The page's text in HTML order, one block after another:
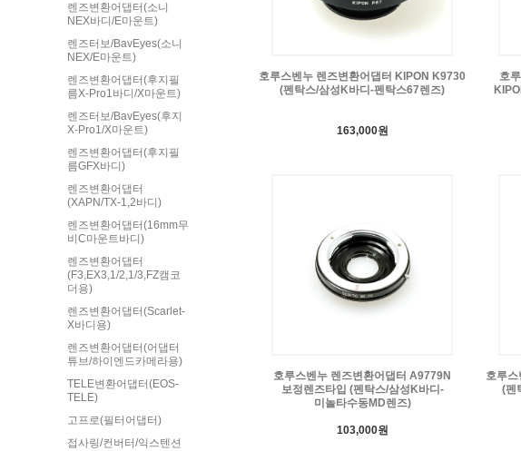
렌즈변환어댑터(소니
NEX바디/E마운트)
렌즈터보/BavEyes(소니
NEX/E마운트)
렌즈변환어댑터(후지필
름X-Pro1바디/X마운트)
렌즈터보/BavEyes(후지
X-Pro1/X마운트)
렌즈변환어댑터(후지필
름GFX바디)
렌즈변환어댑터
(XAPN/TX-1,2바디)
렌즈변환어댑터(16mm무
비C마운트바디)
렌즈변환어댑터
(F3,EX3,1/2,1/3,FZ캠코
더용)
렌즈변환어댑터(Scarlet-
X바디용)
렌즈변환어댑터(어댑터
튜브/하이엔드카메라용)
TELE변환어댑터(EOS-
TELE)
고프로(필터어댑터)
접사링/컨버터/익스텐션
호루스벤누 렌즈변환어댑터 KIPON K9730
(펜탁스/삼성K바디-펜탁스67렌즈)
163,000원
호
호루스벤누 렌즈변환어댑터 A9779N
보정렌즈타입 (펜탁스/삼성K바디-
미놀타수동MD렌즈)
103,000원
호루
(펜